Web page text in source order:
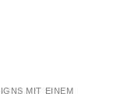
MIT EINEM